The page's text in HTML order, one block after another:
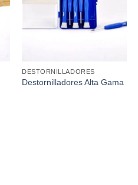
DESTORNILLADORES
Destornilladores Alta Gama